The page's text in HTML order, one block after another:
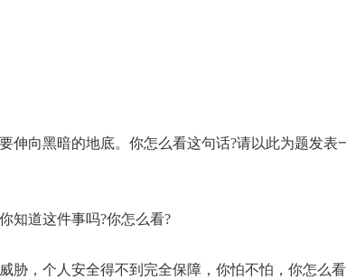
伸向黑暗的地底。你怎么看这句话?请以此为题发表
知道这件事吗?你怎么看?
胁，个人安全得不到完全保障，你怕不怕，你怎么